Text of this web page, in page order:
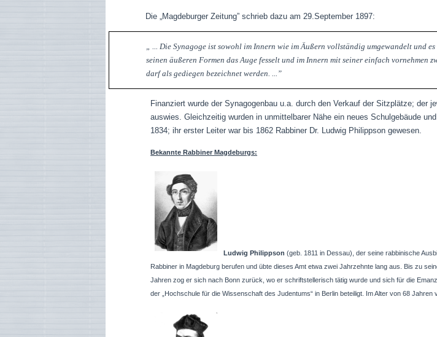
Die „Magdeburger Zeitung” schrieb dazu am 29.September 1897:
„ ... Die Synagoge ist sowohl im Innern wie im Äußern vollständig umgewandelt und
seinen äußeren Formen das Auge fesselt und im Innern mit seiner einfach
darf als gediegen bezeichnet werden. ...”
Finanziert wurde der Synagogenbau u.a. durch den Verkauf der Sitzplätze; der
auswies. Gleichzeitig wurden in unmittelbarer Nähe ein neues Schulgebäude
1834; ihr erster Leiter war bis 1862 Rabbiner Dr. Ludwig Philippson gewesen.
Bekannte Rabbiner Magdeburgs:
Ludwig Philippson (geb. 1811 in Dessau), der seine rabbinische
Rabbiner in Magdeburg berufen und übte dieses Amt etwa zwei Jahrzehnte lang aus. Bis zu
Jahren zog er sich nach Bonn zurück, wo er schriftstellerisch tätig wurde und sich für die
der „Hochschule für die Wissenschaft des Judentums“ in Berlin beteiligt. Im Alter von 68 Jahren